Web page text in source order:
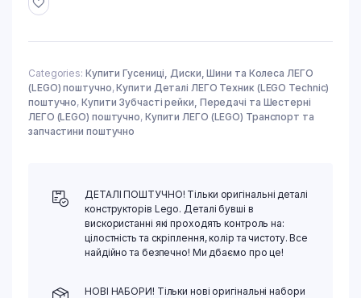
Categories: Купити Гусениці, Диски, Шини та Колеса ЛЕГО
(LEGO) поштучно,Купити Деталі ЛЕГО Техник (LEGO Technic)
поштучно,Купити Зубчасті рейки, Передачі та Шестерні
ЛЕГО (LEGO) поштучно, Купити ЛЕГО (LEGO) Транспорт та
запчастини поштучно
ДЕТАЛІ ПОШТУЧНО! Тільки оригінальні деталі
конструкторів Lego. Деталі бувші в
вискористанні які проходять контроль на:
цілостність та скріплення, колір та чистоту. Все
найдійно та безпечно! Ми дбаємо про це!
НОВІ НАБОРИ! Тільки нові оригінальні набори